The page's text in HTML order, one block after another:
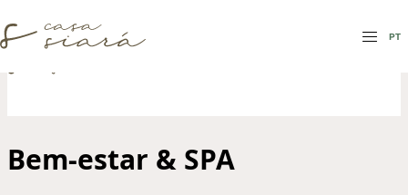
PT
Bem-estar & SPA